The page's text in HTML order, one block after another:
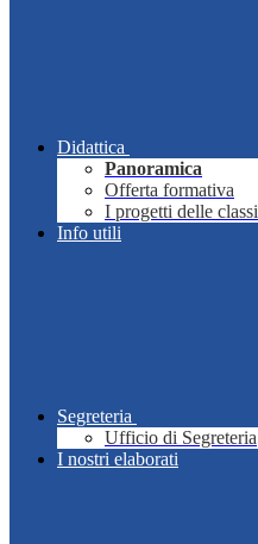
Didattica
Panoramica
Offerta formativa
I progetti delle classi
Info utili
Segreteria
Ufficio di Segreteria
I nostri elaborati